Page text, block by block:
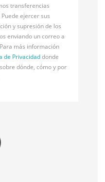
transferencias
ejercer sus
y supresión de los
enviando un correo a
Para más información
de Privacidaddonde
dónde, cómo y por